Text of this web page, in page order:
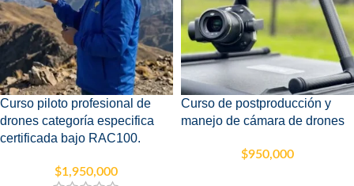
Curso piloto profesional de
drones categoría especifica
certificada bajo RAC100.
$1,950,000
Curso de postproducción y
manejo de cámara de drones
$950,000